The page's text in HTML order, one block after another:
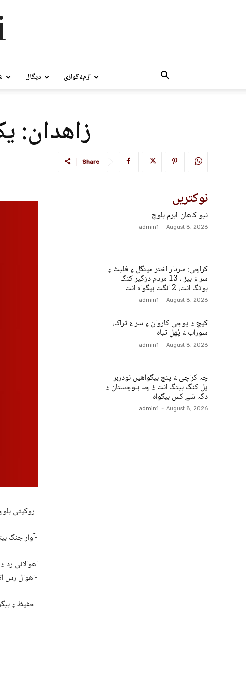
دپگال ازمءُگوازی
زاھدان:
Share
روکپتی بلوچستان ءِ بنجاھی شھر زاھدان ءَ ایرانی لشکر ءَ یک مردمے آوار جنگ ءَ پد بیگواہ کتگ-
آوار جنگ بیتگیں مردم ءِ پجار حفیظ نھتانی ء امان اللہ جھمنند زاھدان ءِ نام ءَ زانگ بیتگ-
اھوالانی
اھوال رس اتگ انت کہ حفیظ ایرانی لشکر ءَ دزگیر کتگ ءُ برتگ-
حفیظ ءِ بیگواھی ءُ آئی ءِ گرگ ءُ برگ ءِ بارو ءَ انتزامیہ ءِ نیمگ ءَ ھچ درشان دیم ءَ نیتکگ اَنت-
نوکتریں
نیو کاھان-ابرم بلوچ
admin1 - August 8, 2026
کراچی: سردار اختر مینگل ءِ فلیٹ ءِ
سر ءَ بیڑ ، 13 مردم دزگیر کنگ
بوتگ انت، 2 انگت بیگواہ انت
admin1 - August 8, 2026
کیچ ءَ پوجی کاروان ءِ سر ءَ تراک،
سوراب ءَ پُھل تباہ
admin1 - August 8, 2026
چہ کراچی ءَ پنچ بیگواھیں نودربر
یل کنگ بیتگ انت ءُ چہ بلوچستان ءَ
دگہ سَے کس بیگواہ
admin1 - August 8, 2026